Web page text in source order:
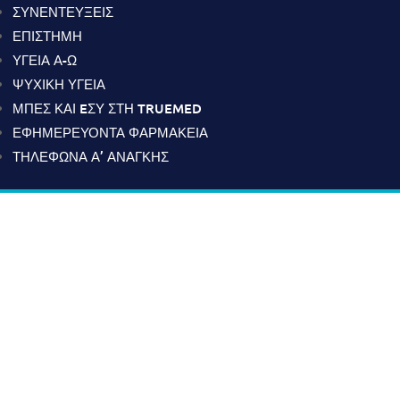
ΣΥΝΕΝΤΕΥΞΕΙΣ
ΕΠΙΣΤΗΜΗ
ΥΓΕΙΑ Α-Ω
ΨΥΧΙΚΗ ΥΓΕΙΑ
ΜΠΕΣ ΚΑΙ EΣΥ ΣΤΗ TRUEMED
ΕΦΗΜΕΡΕΥΟΝΤΑ ΦΑΡΜΑΚΕΙΑ
ΤΗΛΕΦΩΝΑ Α’ ΑΝΑΓΚΗΣ